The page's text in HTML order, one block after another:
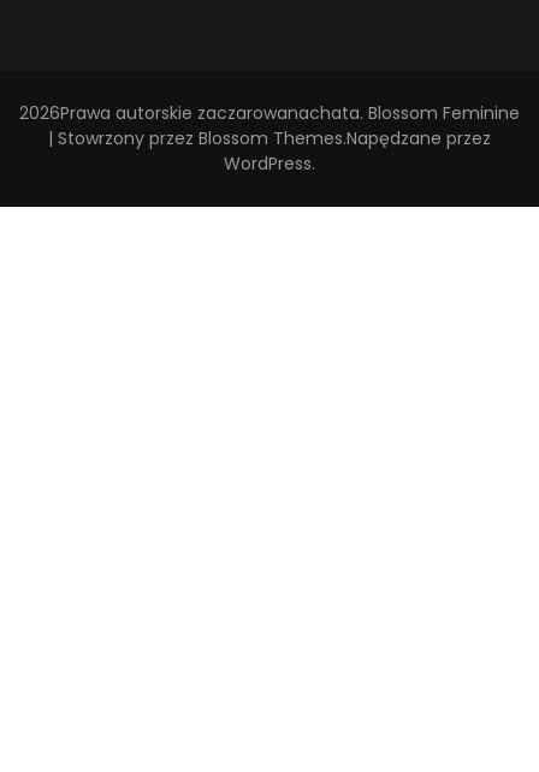
2026Prawa autorskie zaczarowanachata. Blossom Feminine
| Stowrzony przez Blossom Themes.Napędzane przez
WordPress.